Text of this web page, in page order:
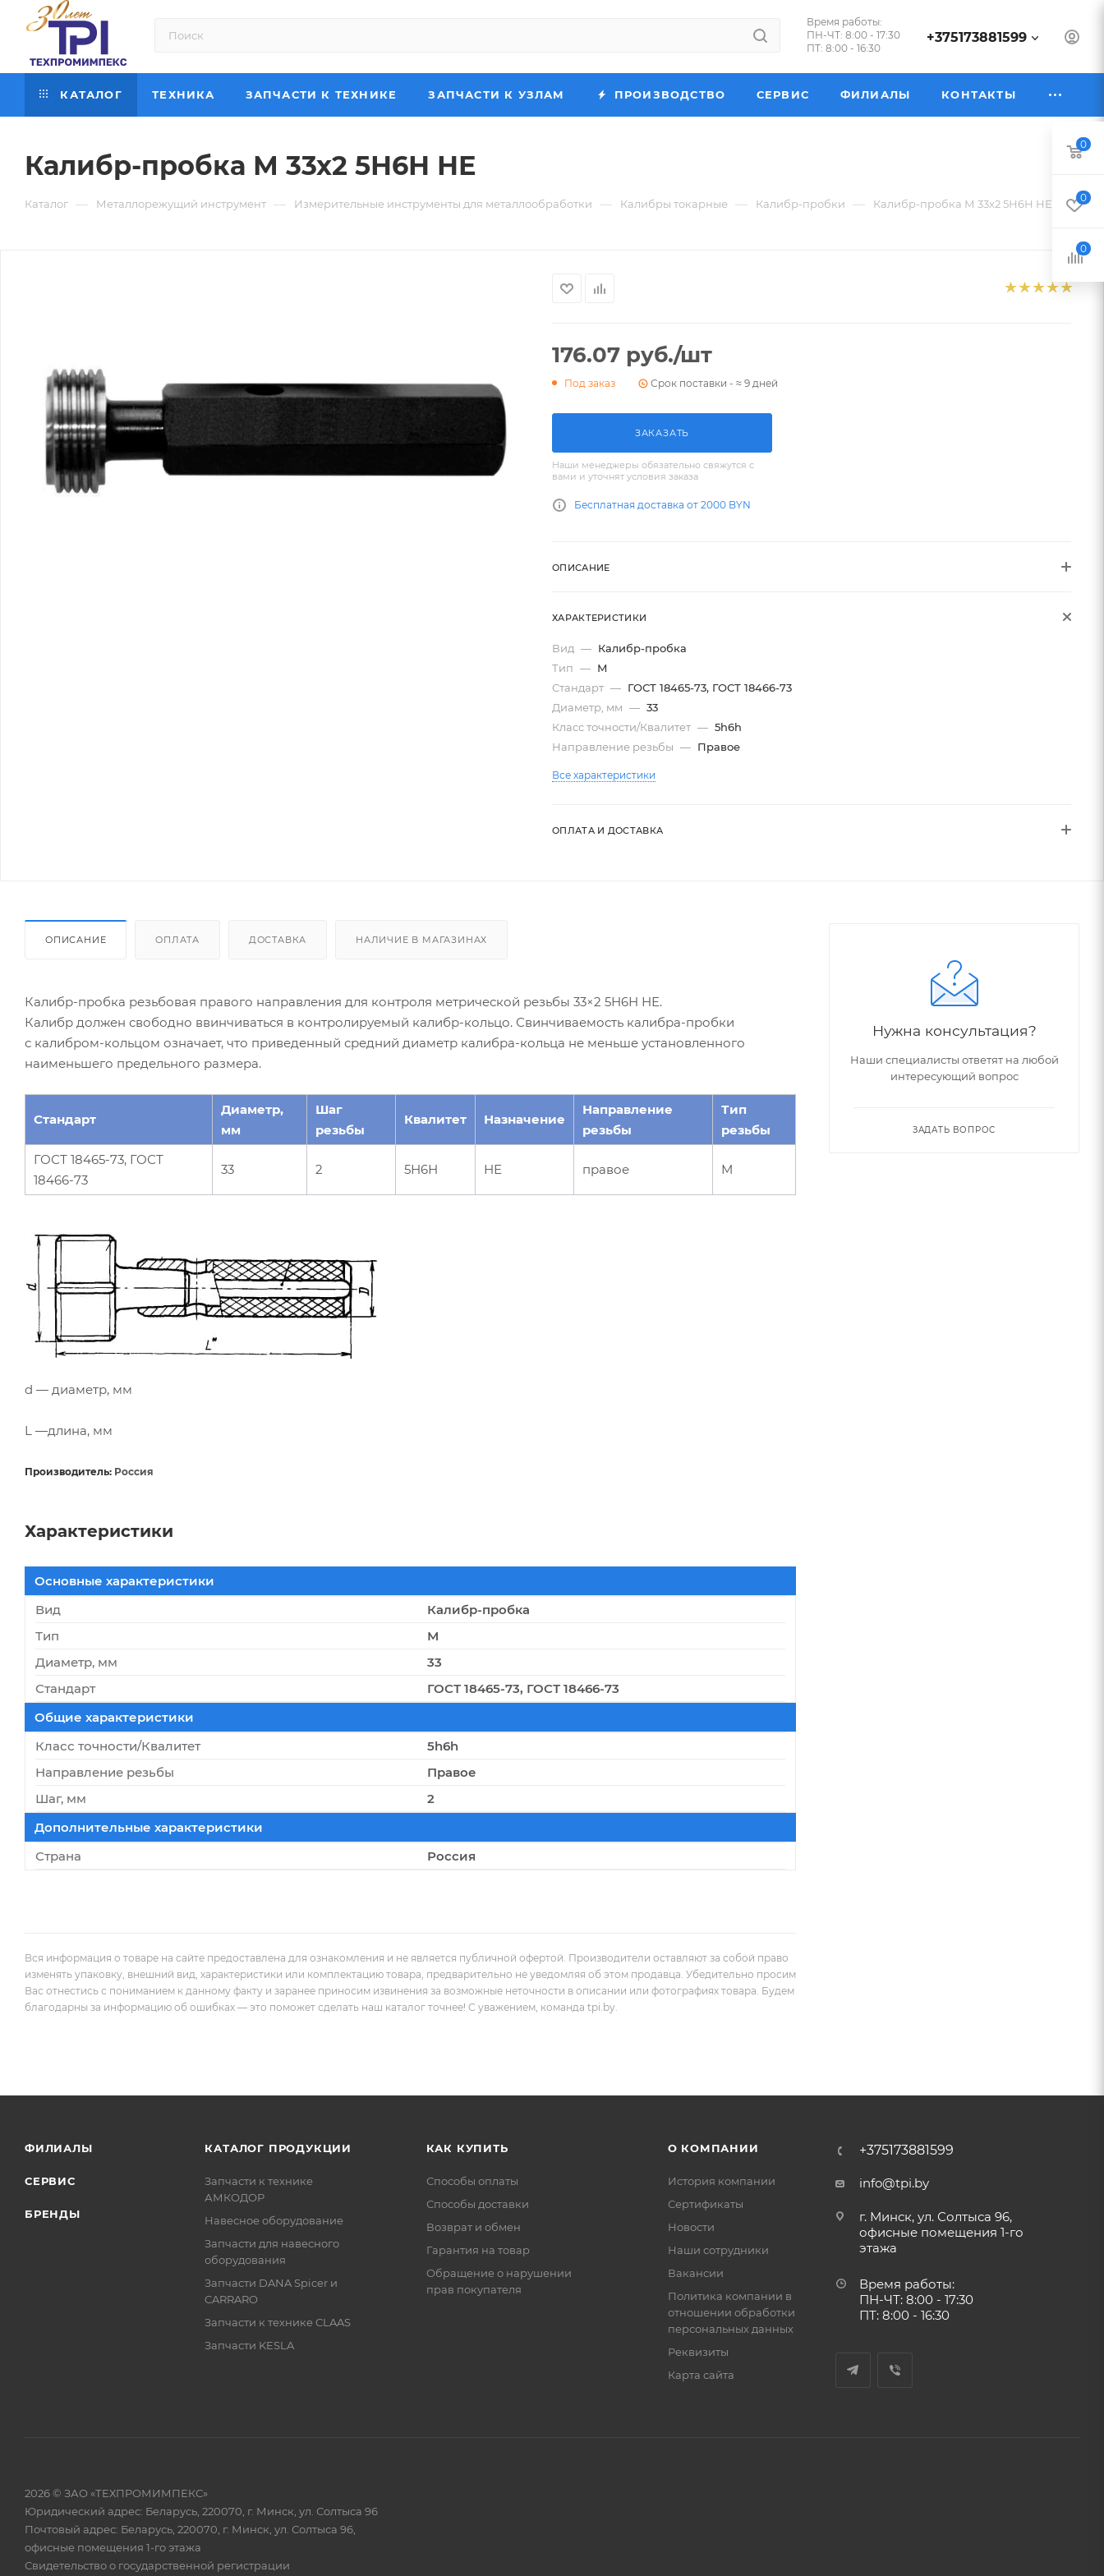
Время работы:
ПН-ЧТ: 8:00 - 17:30
ПТ: 8:00 - 16:30
+375173881599
КАТАЛОГ ТЕХНИКА ЗАПЧАСТИ К ТЕХНИКЕ ЗАПЧАСТИ К УЗЛАМ ПРОИЗВОДСТВО СЕРВИС ФИЛИАЛЫ КОНТАКТЫ
Калибр-пробка М 33х2 5Н6Н НЕ
Каталог — Металлорежущий инструмент — Измерительные инструменты для металлообработки — Калибры токарные — Калибр-пробки — Калибр-пробка М 33х2 5Н6Н НЕ
176.07 руб./шт
Под заказ Срок поставки - ≈ 9 дней
ЗАКАЗАТЬ
Наши менеджеры обязательно свяжутся с
вами и уточнят условия заказа
Бесплатная доставка от 2000 BYN
ОПИСАНИЕ
ХАРАКТЕРИСТИКИ
Вид — Калибр-пробка
Тип — М
Стандарт — ГОСТ 18465-73, ГОСТ 18466-73
Диаметр, мм — 33
Класс точности/Квалитет — 5h6h
Направление резьбы — Правое
Все характеристики
ОПЛАТА И ДОСТАВКА
ОПИСАНИЕ ОПЛАТА ДОСТАВКА НАЛИЧИЕ В МАГАЗИНАХ
Калибр-пробка резьбовая правого направления для контроля метрической резьбы 33×2 5Н6Н НЕ.
Калибр должен свободно ввинчиваться в контролируемый калибр-кольцо. Свинчиваемость калибра-пробки
с калибром-кольцом означает, что приведенный средний диаметр калибра-кольца не меньше установленного
наименьшего предельного размера.
Стандарт
Диаметр,
мм
Шаг
резьбы
Квалитет Назначение
Направление
резьбы
Тип
резьбы
ГОСТ 18465-73, ГОСТ
18466-73
33 2 5Н6Н НЕ правое М
d — диаметр, мм
L —длина, мм
Производитель: Россия
Характеристики
Основные характеристики
Вид
Калибр-пробка
Тип
М
Диаметр, мм
33
Стандарт
ГОСТ 18465-73, ГОСТ 18466-73
Общие характеристики
Класс точности/Квалитет
5h6h
Направление резьбы
Правое
Шаг, мм
2
Дополнительные характеристики
Страна
Россия
Вся информация о товаре на сайте предоставлена для ознакомления и не является публичной офертой. Производители оставляют за собой право
изменять упаковку, внешний вид, характеристики или комплектацию товара, предварительно не уведомляя об этом продавца. Убедительно просим
Вас отнестись с пониманием к данному факту и заранее приносим извинения за возможные неточности в описании или фотографиях товара. Будем
благодарны за информацию об ошибках — это поможет сделать наш каталог точнее! С уважением, команда tpi.by.
Нужна консультация?
Наши специалисты ответят на любой
интересующий вопрос
ЗАДАТЬ ВОПРОС
ФИЛИАЛЫ
СЕРВИС
БРЕНДЫ
КАТАЛОГ ПРОДУКЦИИ
Запчасти к технике
АМКОДОР
Навесное оборудование
Запчасти для навесного
оборудования
Запчасти DANA Spicer и
CARRARO
Запчасти к технике CLAAS
Запчасти KESLA
КАК КУПИТЬ
Способы оплаты
Способы доставки
Возврат и обмен
Гарантия на товар
Обращение о нарушении
прав покупателя
О КОМПАНИИ
История компании
Сертификаты
Новости
Наши сотрудники
Вакансии
Политика компании в
отношении обработки
персональных данных
Реквизиты
Карта сайта
+375173881599
info@tpi.by
г. Минск, ул. Солтыса 96,
офисные помещения 1-го
этажа
Время работы:
ПН-ЧТ: 8:00 - 17:30
ПТ: 8:00 - 16:30
2026 © ЗАО «ТЕХПРОМИМПЕКС»
Юридический адрес: Беларусь, 220070, г. Минск, ул. Солтыса 96
Почтовый адрес: Беларусь, 220070, г. Минск, ул. Солтыса 96,
офисные помещения 1-го этажа
Свидетельство о государственной регистрации
0
0
0